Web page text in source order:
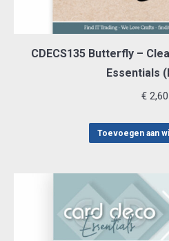
CDECS135 Butterfly –
Essentials
€2,60
Toevoegen aan